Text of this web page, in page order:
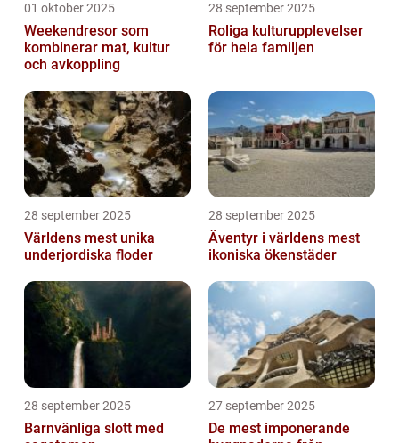
01 oktober 2025
Weekendresor som
kombinerar mat, kultur
och avkoppling
28 september 2025
Roliga kulturupplevelser
för hela familjen
28 september 2025
Världens mest unika
underjordiska floder
28 september 2025
Äventyr i världens mest
ikoniska ökenstäder
28 september 2025
Barnvänliga slott med
27 september 2025
De mest imponerande